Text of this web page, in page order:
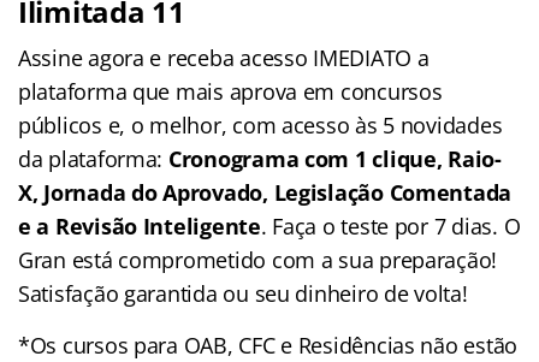
Ilimitada 11
Assine agora e receba acesso IMEDIATO a
plataforma que mais aprova em concursos
públicos e, o melhor, com acesso às 5 novidades
da plataforma: Cronograma com 1 clique, Raio-
X, Jornada do Aprovado, Legislação Comentada
e a Revisão Inteligente. Faça o teste por 7 dias. O
Gran está comprometido com a sua preparação!
Satisfação garantida ou seu dinheiro de volta!
*Os cursos para OAB, CFC e Residências não estão